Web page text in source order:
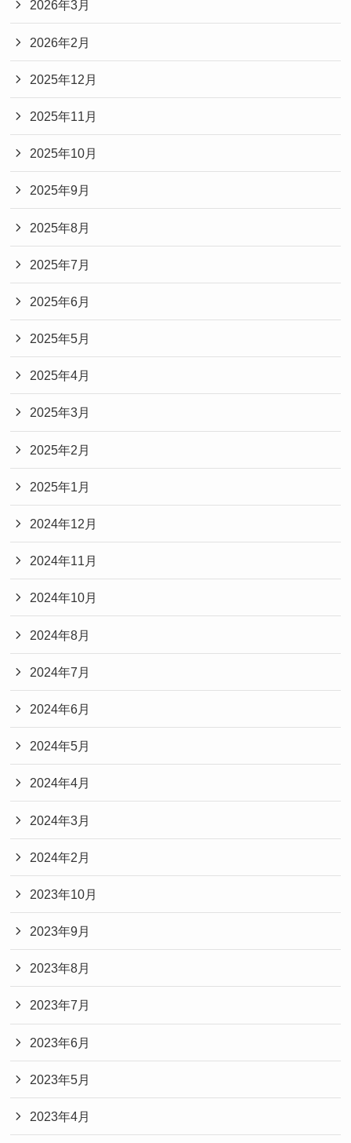
2026年3月
2026年2月
2025年12月
2025年11月
2025年10月
2025年9月
2025年8月
2025年7月
2025年6月
2025年5月
2025年4月
2025年3月
2025年2月
2025年1月
2024年12月
2024年11月
2024年10月
2024年8月
2024年7月
2024年6月
2024年5月
2024年4月
2024年3月
2024年2月
2023年10月
2023年9月
2023年8月
2023年7月
2023年6月
2023年5月
2023年4月